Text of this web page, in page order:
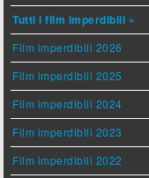
Tutti i film imperdibili »
Film imperdibili 2026
Film imperdibili 2025
Film imperdibili 2024
Film imperdibili 2023
Film imperdibili 2022